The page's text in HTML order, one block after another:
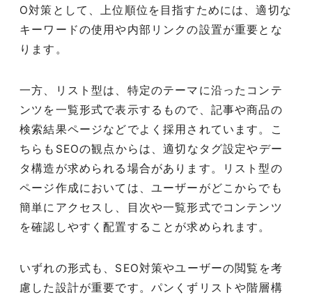
O対策として、上位順位を目指すためには、適切な
キーワードの使用や内部リンクの設置が重要とな
ります。
一方、リスト型は、特定のテーマに沿ったコンテ
ンツを一覧形式で表示するもので、記事や商品の
検索結果ページなどでよく採用されています。こ
ちらもSEOの観点からは、適切なタグ設定やデー
タ構造が求められる場合があります。リスト型の
ページ作成においては、ユーザーがどこからでも
簡単にアクセスし、目次や一覧形式でコンテンツ
を確認しやすく配置することが求められます。
いずれの形式も、SEO対策やユーザーの閲覧を考
慮した設計が重要です。パンくずリストや階層構